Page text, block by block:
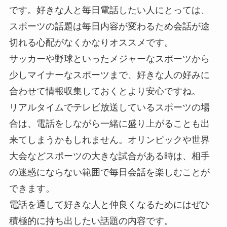
です。好きな人と毎日電話したい人にとっては、
スポーツの話題は毎日内容が変わるため会話が途
切れる心配がなくかなりオススメです。
サッカーや野球といったメジャーなスポーツから
少しマイナーなスポーツまで、好きな人の好みに
合わせて情報収集しておくとより安心ですね。
リアルタイムでテレビ放送しているスポーツの場
合は、電話をしながら一緒に盛り上がることも出
来てしまうかもしれません。オリンピックや世界
大会などスポーツの大きな試合がある時は、相手
の迷惑にならない範囲で毎日会話を楽しむことが
できます。
電話を通して好きな人と仲良くなるためにはぜひ
積極的に持ち出したい話題の内容です。